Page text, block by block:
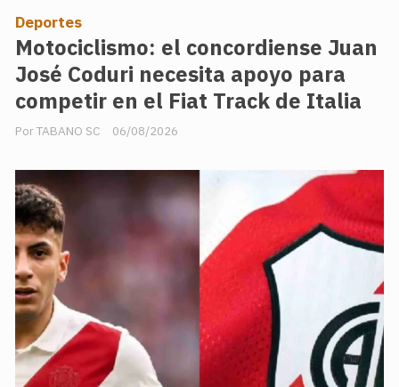
Motociclismo: el concordiense Juan
José Coduri necesita apoyo para
competir en el Fiat Track de Italia
TABANO SC
Deportes
06/08/2026